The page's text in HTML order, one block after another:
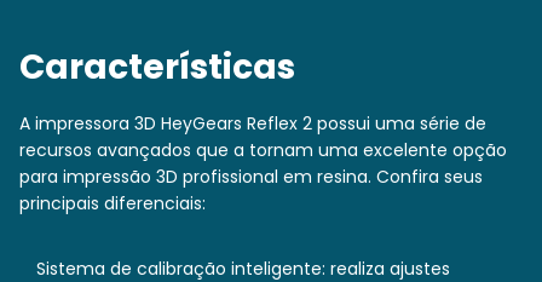
Características
A impressora 3D HeyGears Reflex 2 possui uma série de
recursos avançados que a tornam uma excelente opção
para impressão 3D profissional em resina. Confira seus
principais diferenciais:
Sistema de calibração inteligente: realiza ajustes